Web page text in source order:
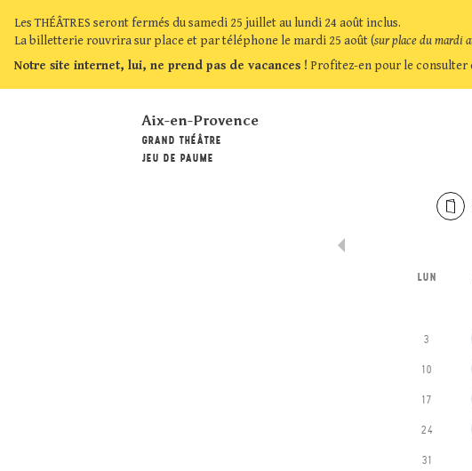
Les THÉÂTRES seront fermés du samedi 25 juillet au lundi 24 août inclus.
La billetterie rouvrira sur place et par téléphone le mardi 25 août (sur place du mardi
Notre site internet, lui, ne prend pas de vacances ! Profitez-en pour le consulter
Aix-en-Provence
GRAND THÉÂTRE
JEU DE PAUME
LUN
3
10
17
24
31